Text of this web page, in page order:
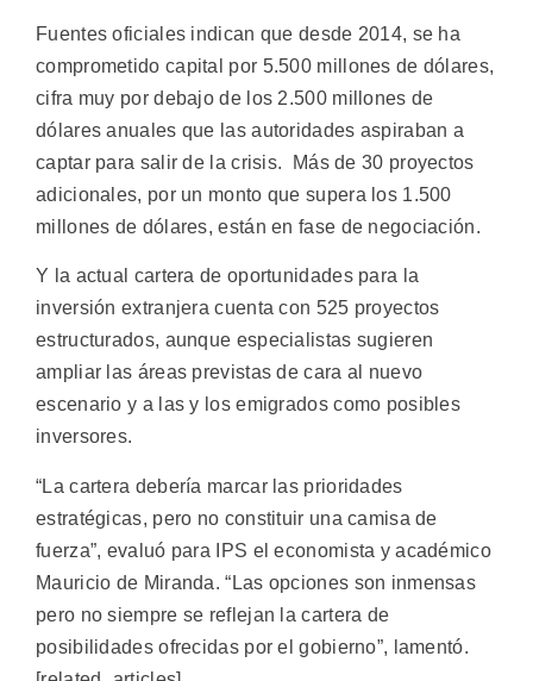
Fuentes oficiales indican que desde 2014, se ha
comprometido capital por 5.500 millones de dólares,
cifra muy por debajo de los 2.500 millones de
dólares anuales que las autoridades aspiraban a
captar para salir de la crisis. Más de 30 proyectos
adicionales, por un monto que supera los 1.500
millones de dólares, están en fase de negociación.
Y la actual cartera de oportunidades para la
inversión extranjera cuenta con 525 proyectos
estructurados, aunque especialistas sugieren
ampliar las áreas previstas de cara al nuevo
escenario y a las y los emigrados como posibles
inversores.
“La cartera debería marcar las prioridades
estratégicas, pero no constituir una camisa de
fuerza”, evaluó para IPS el economista y académico
Mauricio de Miranda. “Las opciones son inmensas
pero no siempre se reflejan la cartera de
posibilidades ofrecidas por el gobierno”, lamentó.